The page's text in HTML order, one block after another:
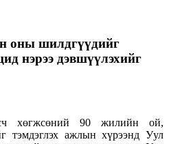
оны шилдгүүдийг
нэрээ дэвшүүлэхийг
хөгжсөний 90 жилийн ой,
тэмдэглэх ажлын хүрээнд Уул